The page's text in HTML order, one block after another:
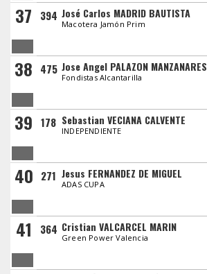
37 394 José Carlos MADRID BAUTISTA
Macotera Jamón Prim
38 475 Jose Angel PALAZON MANZANARES
Fondistas Alcantarilla
39 178 Sebastian VECIANA CALVENTE
INDEPENDIENTE
40 271 Jesus FERNANDEZ DE MIGUEL
ADAS CUPA
41 364 Cristian VALCARCEL MARIN
Green Power Valencia